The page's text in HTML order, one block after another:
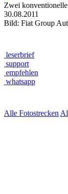
Zwei
30.08.2011
Bild: Fiat Group
leserbrief
support
empfehlen
whatsapp
Alle Fotostrecken